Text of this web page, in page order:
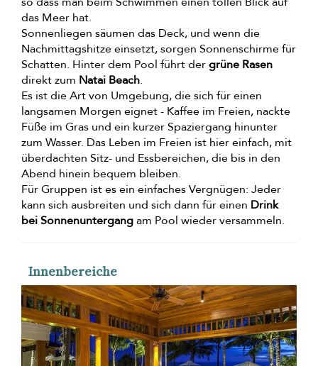
das Meer hat.
Sonnenliegen säumen das Deck, und wenn die
Nachmittagshitze einsetzt, sorgen Sonnenschirme für
Schatten. Hinter dem Pool führt dergrüne Rasen
direkt zum Natai Beach.
Es ist die Art von Umgebung, die sich für einen
langsamen Morgen eignet - Kaffee im Freien, nackte
Füße im Gras und ein kurzer Spaziergang hinunter
zum Wasser. Das Leben im Freien ist hier einfach, mit
überdachten Sitz- und Essbereichen, die bis in den
Abend hinein bequem bleiben.
Für Gruppen ist es ein einfaches Vergnügen: Jeder
kann sich ausbreiten und sich dann für einen Drink
bei Sonnenuntergangam Pool wieder versammeln.
Innenbereiche